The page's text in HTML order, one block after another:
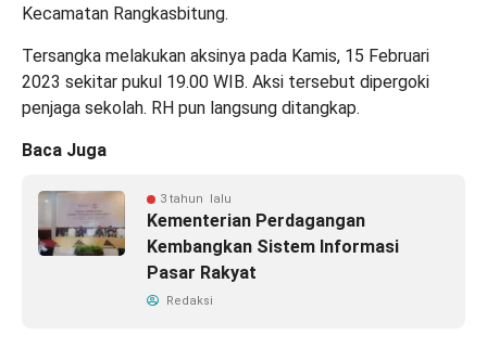
Kecamatan Rangkasbitung.
Tersangka melakukan aksinya pada Kamis, 15 Februari
2023 sekitar pukul 19.00 WIB. Aksi tersebut dipergoki
penjaga sekolah. RH pun langsung ditangkap.
Baca Juga
3 tahun lalu
Kementerian Perdagangan
Kembangkan Sistem Informasi
Pasar Rakyat
Redaksi